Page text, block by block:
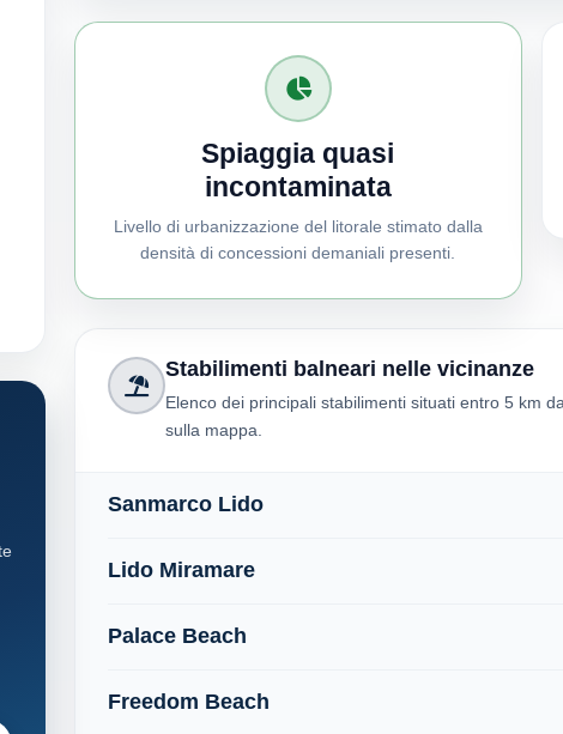
Spiaggia quasi
incontaminata
Livello di urbanizzazione del litorale stimato dalla
densità di concessioni demaniali presenti.
Stabilimenti balneari nelle vicinanze
Elenco dei principali stabilimenti situati entro 5 km
sulla mappa.
Sanmarco Lido
Lido Miramare
Palace Beach
Freedom Beach